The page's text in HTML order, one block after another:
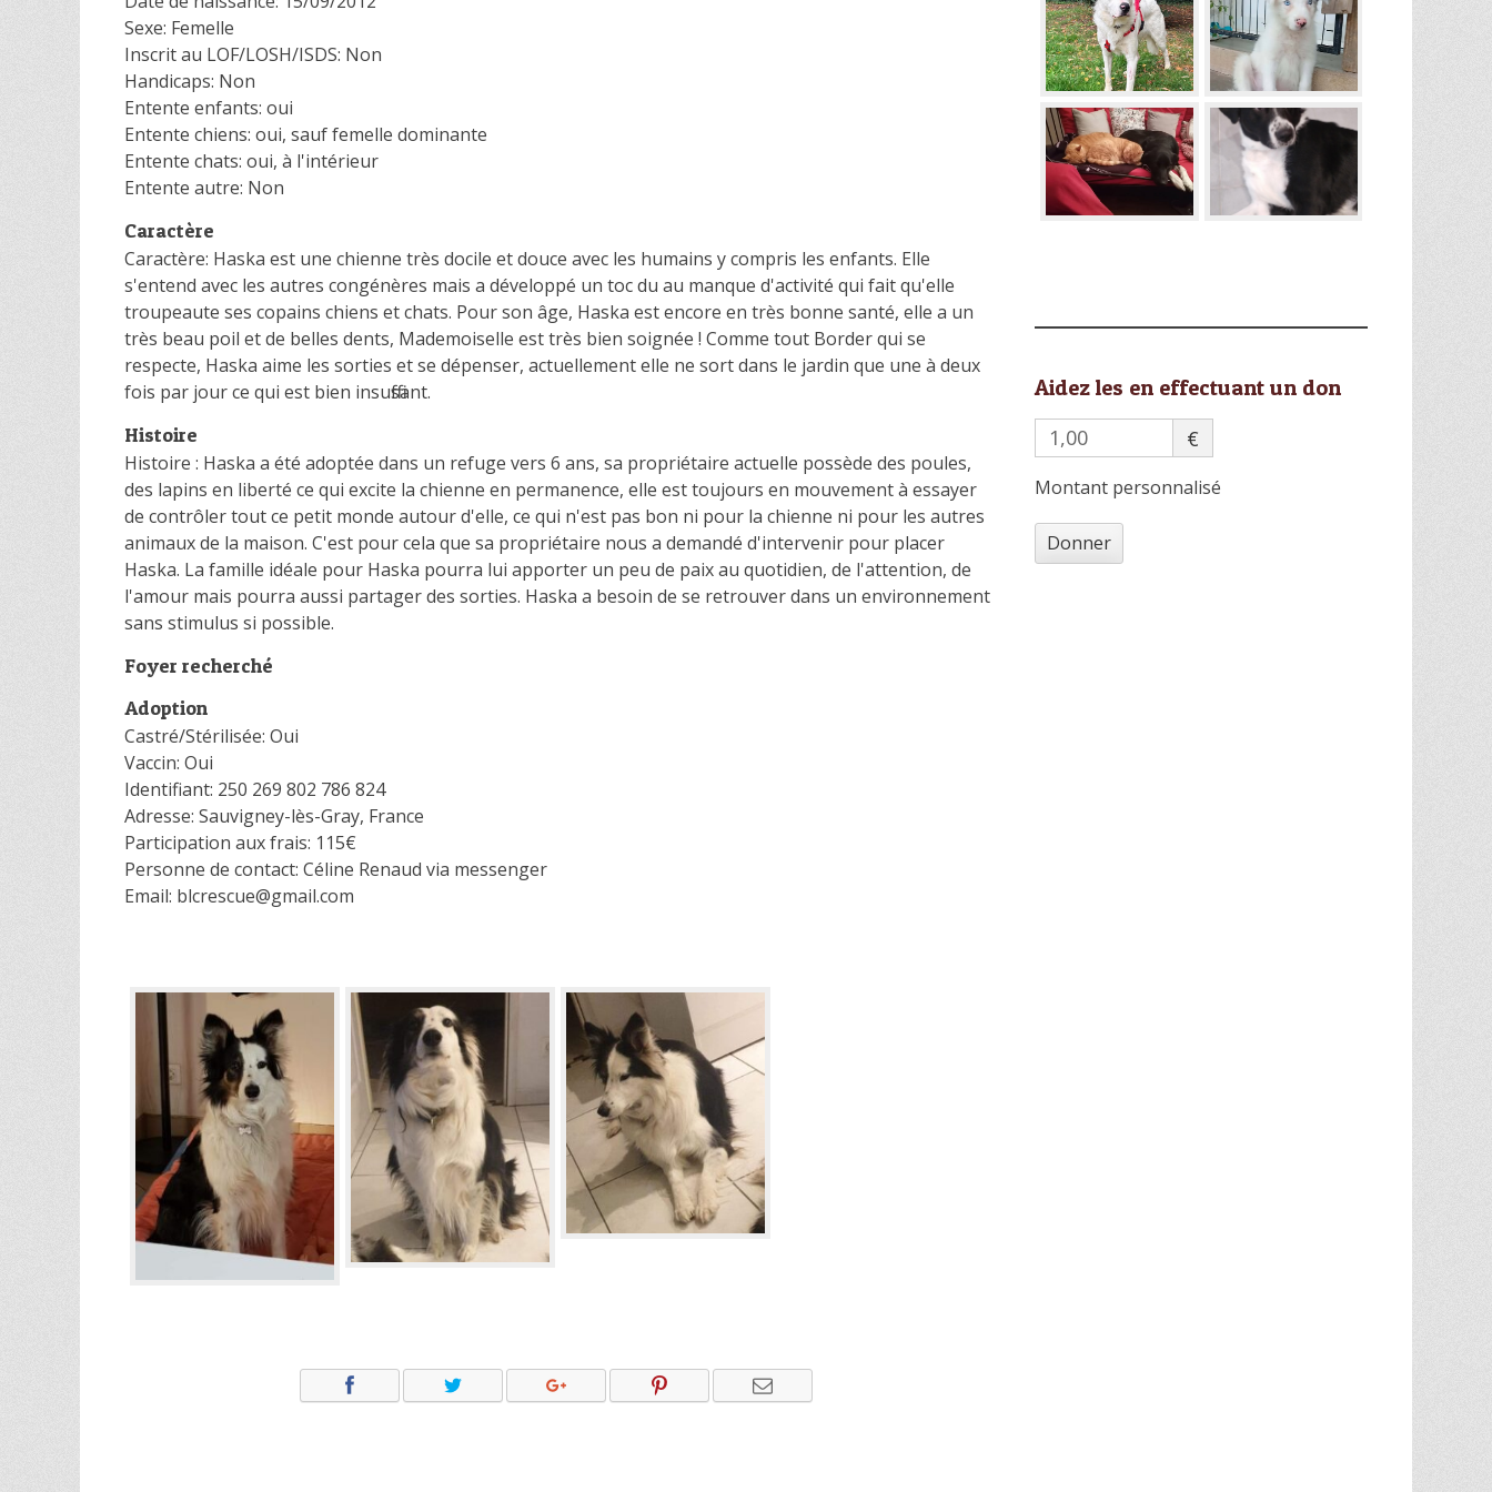
Sexe: Femelle
Inscrit au LOF/LOSH/ISDS: Non
Handicaps: Non
Entente enfants: oui
Entente chiens: oui, sauf femelle dominante
Entente chats: oui, à l'intérieur
Entente autre: Non
Caractère
Caractère: Haska est une chienne très docile et douce avec les humains y compris les enfants. Elle
s'entend avec les autres congénères mais a développé un toc du au manque d'activité qui fait qu'elle
troupeaute ses copains chiens et chats. Pour son âge, Haska est encore en très bonne santé, elle a un
très beau poil et de belles dents, Mademoiselle est très bien soignée ! Comme tout Border qui se
respecte, Haska aime les sorties et se dépenser, actuellement elle ne sort dans le jardin que une à deux
fois par jour ce qui est bien insuffisant.
Histoire
Histoire : Haska a été adoptée dans un refuge vers 6 ans, sa propriétaire actuelle possède des poules,
des lapins en liberté ce qui excite la chienne en permanence, elle est toujours en mouvement à essayer
de contrôler tout ce petit monde autour d'elle, ce qui n'est pas bon ni pour la chienne ni pour les autres
animaux de la maison. C'est pour cela que sa propriétaire nous a demandé d'intervenir pour placer
Haska. La famille idéale pour Haska pourra lui apporter un peu de paix au quotidien, de l'attention, de
l'amour mais pourra aussi partager des sorties. Haska a besoin de se retrouver dans un environnement
sans stimulus si possible.
Foyer recherché
Adoption
Castré/Stérilisée: Oui
Vaccin: Oui
Identifiant: 250 269 802 786 824
Adresse: Sauvigney-lès-Gray, France
Participation aux frais: 115€
Personne de contact: Céline Renaud via messenger
Email: blcrescue@gmail.com
Aidez les en effectuant un don
€
Montant personnalisé
Donner